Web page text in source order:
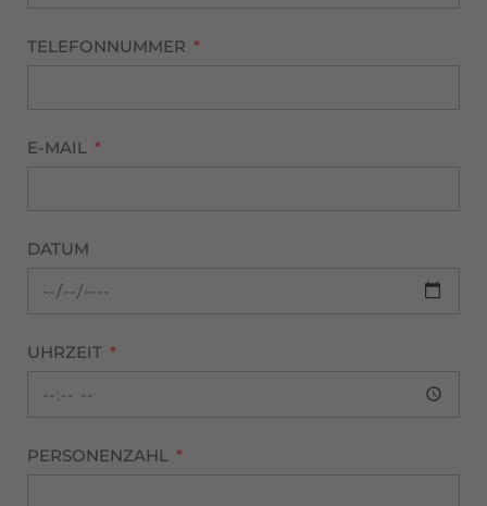
TELEFONNUMMER
E-MAIL
DATUM
UHRZEIT
PERSONENZAHL